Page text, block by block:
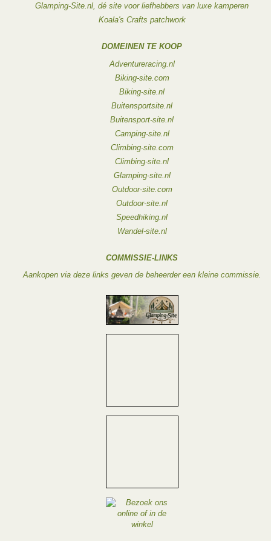
Glamping-Site.nl, dé site voor liefhebbers van luxe kamperen
Koala's Crafts patchwork
DOMEINEN TE KOOP
Adventureracing.nl
Biking-site.com
Biking-site.nl
Buitensportsite.nl
Buitensport-site.nl
Camping-site.nl
Climbing-site.com
Climbing-site.nl
Glamping-site.nl
Outdoor-site.com
Outdoor-site.nl
Speedhiking.nl
Wandel-site.nl
COMMISSIE-LINKS
Aankopen via deze links geven de beheerder een kleine commissie.